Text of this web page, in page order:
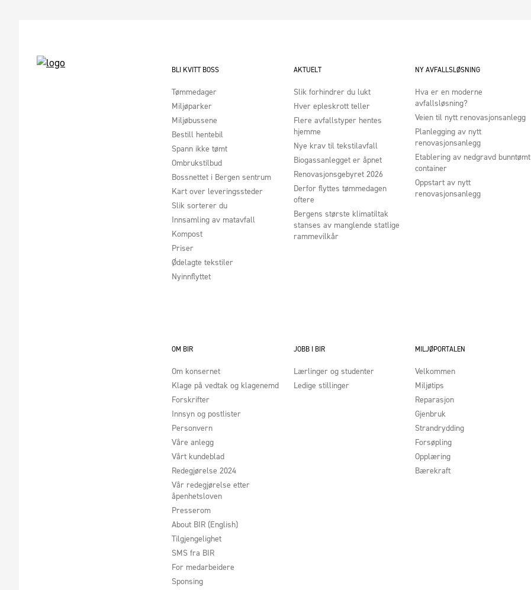
BLI KVITT BOSS
Tømmedager
Miljøparker
Miljøbussene
Bestill hentebil
Spann ikke tømt
Ombrukstilbud
Bossnettet i Bergen sentrum
Kart over leveringssteder
Slik sorterer du
Innsamling av matavfall
Kompost
Priser
Ødelagte tekstiler
Nyinnflyttet
AKTUELT
Slik forhindrer du lukt
Hver epleskrott teller
Flere avfallstyper hentes
hjemme
Nye krav til tekstilavfall
Biogassanlegget er åpnet
Renovasjonsgebyret 2026
Derfor flyttes tømmedagen
oftere
Bergens største klimatiltak
stanses av manglende statlige
rammevilkår
NY AVFALLSLØSNING
Hva er en moderne
avfallsløsning?
Veien til nytt renovasjonsanlegg
Planlegging av nytt
renovasjonsanlegg
Etablering av nedgravd bunntømt
container
Oppstart av nytt
renovasjonsanlegg
OM BIR
Om konsernet
Klage på vedtak og klagenemd
Forskrifter
Innsyn og postlister
Personvern
Våre anlegg
Vårt kundeblad
Redegjørelse 2024
Vår redegjørelse etter
åpenhetsloven
Presserom
About BIR (English)
Tilgjengelighet
SMS fra BIR
For medarbeidere
Sponsing
JOBB I BIR
Lærlinger og studenter
Ledige stillinger
MILJØPORTALEN
Velkommen
Miljøtips
Reparasjon
Gjenbruk
Strandrydding
Forsøpling
Opplæring
Bærekraft